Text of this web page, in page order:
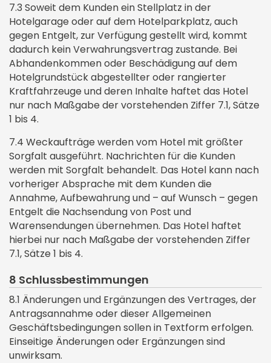
7.3 Soweit dem Kunden ein Stellplatz in der
Hotelgarage oder auf dem Hotelparkplatz, auch
gegen Entgelt, zur Verfügung gestellt wird, kommt
dadurch kein Verwahrungsvertrag zustande. Bei
Abhandenkommen oder Beschädigung auf dem
Hotelgrundstück abgestellter oder rangierter
Kraftfahrzeuge und deren Inhalte haftet das Hotel
nur nach Maßgabe der vorstehenden Ziffer 7.1, Sätze
1 bis 4.
7.4 Weckaufträge werden vom Hotel mit größter
Sorgfalt ausgeführt. Nachrichten für die Kunden
werden mit Sorgfalt behandelt. Das Hotel kann nach
vorheriger Absprache mit dem Kunden die
Annahme, Aufbewahrung und – auf Wunsch – gegen
Entgelt die Nachsendung von Post und
Warensendungen übernehmen. Das Hotel haftet
hierbei nur nach Maßgabe der vorstehenden Ziffer
7.1, Sätze 1 bis 4.
8 Schlussbestimmungen
8.1 Änderungen und Ergänzungen des Vertrages, der
Antragsannahme oder dieser Allgemeinen
Geschäftsbedingungen sollen in Textform erfolgen.
Einseitige Änderungen oder Ergänzungen sind
unwirksam.